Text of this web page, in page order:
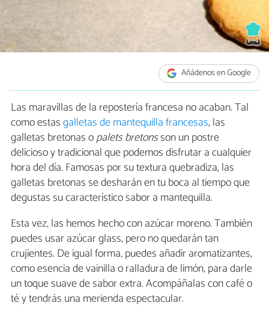
Añádenos en Google
Las maravillas de la repostería francesa no acaban. Tal
como estasgalletas de mantequilla francesas, las
galletas bretonas opalets bretonsson un postre
delicioso y tradicional que podemos disfrutar a cualquier
hora del día. Famosas por su textura quebradiza, las
galletas bretonas se desharán en tu boca al tiempo que
degustas su característico sabor a mantequilla.
Esta vez, las hemos hecho con azúcar moreno. También
puedes usar azúcar glass, pero no quedarán tan
crujientes. De igual forma, puedes añadir aromatizantes,
como esencia de vainilla o ralladura de limón, para darle
un toque suave de sabor extra. Acompáñalas con café o
té y tendrás una merienda espectacular.